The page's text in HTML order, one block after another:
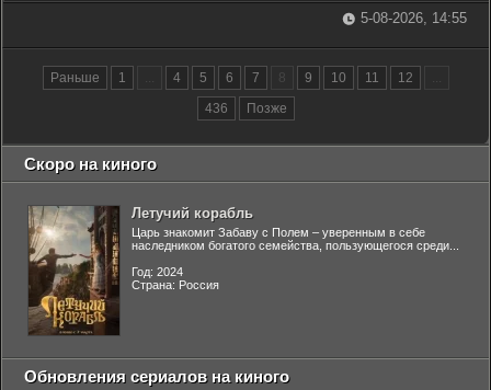
5-08-2026, 14:55
Раньше 1 ... 4 5 6 7 8 9 10 11 12
...
436
Позже
Скоро на киного
Летучий корабль
Царь знакомит Забаву с Полем – уверенным в себе
наследником богатого семейства, пользующегося среди...
Год: 2024
Страна: Россия
Обновления сериалов на киного